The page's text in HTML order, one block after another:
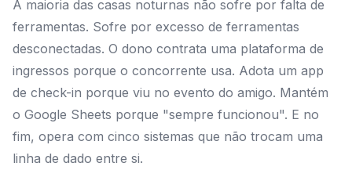
A maioria das casas noturnas não sofre por falta de
ferramentas. Sofre por excesso de ferramentas
desconectadas. O dono contrata uma plataforma de
ingressos porque o concorrente usa. Adota um app
de check-in porque viu no evento do amigo. Mantém
o Google Sheets porque "sempre funcionou". E no
fim, opera com cinco sistemas que não trocam uma
linha de dado entre si.